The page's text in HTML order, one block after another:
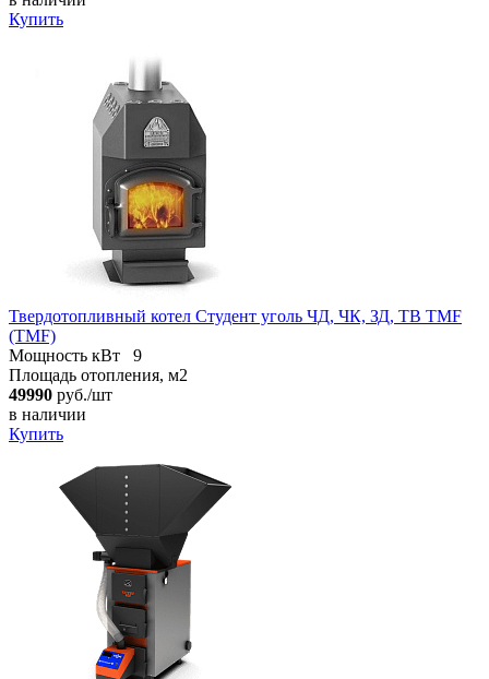
Купить
Твердотопливный котел Студент уголь ЧД, ЧК, ЗД, ТВ TMF
(TMF)
Мощность кВт
9
Площадь отопления, м2
49990 руб./шт
в наличии
Купить